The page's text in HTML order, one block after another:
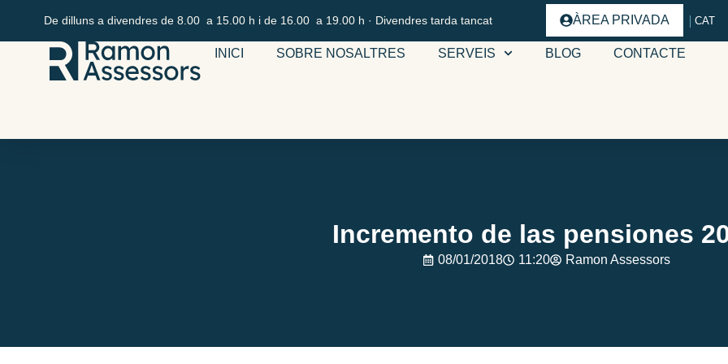
De dilluns a divendres de 8.00 a 15.00 h i de 16.00 a 19.00 h · Divendres tarda tancat ÀREA PRIVADA CAT
INICI SOBRE NOSALTRES SERVEIS BLOG CONTACTE
Incremento de las pensiones
08/01/2018 11:20 Ramon Assessors